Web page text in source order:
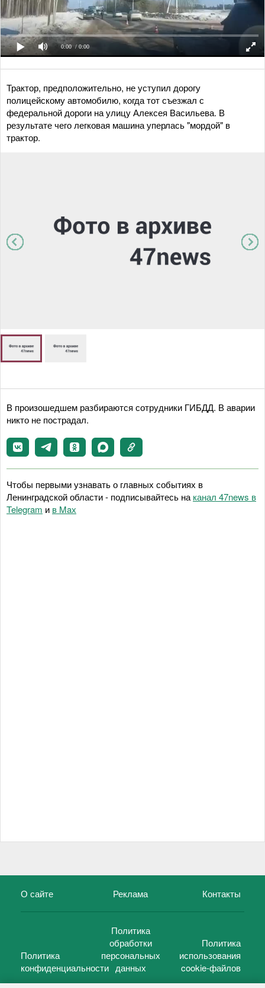
0:00 / 0:00
Трактор, предположительно, не уступил дорогу
полицейскому автомобилю, когда тот съезжал с
федеральной дороги на улицу Алексея Васильева. В
результате чего легковая машина уперлась "мордой" в
трактор.
В произошедшем разбираются сотрудники ГИБДД. В аварии
никто не пострадал.
Чтобы первыми узнавать о главных событиях в
Ленинградской области - подписывайтесь на канал 47news в
Telegram и в Maх
О сайте Реклама Контакты
Политика
конфиденциальности
Политика
обработки
персональных
данных
Политика
использования
cookie-файлов